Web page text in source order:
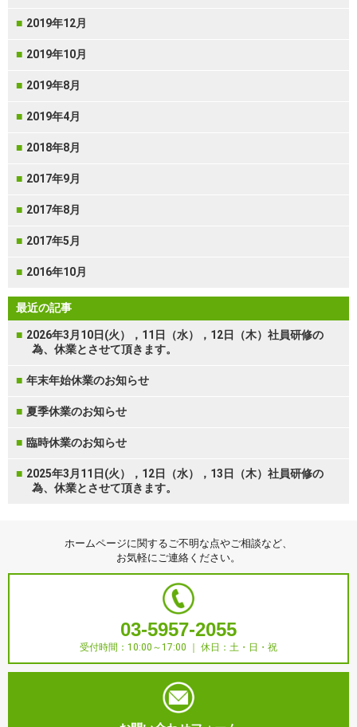
2019年12月
2019年10月
2019年8月
2019年4月
2018年8月
2017年9月
2017年8月
2017年5月
2016年10月
最近の記事
2026年3月10日(火），11日（水），12日（木）社員研修の
為、休業とさせて頂きます。
年末年始休業のお知らせ
夏季休業のお知らせ
臨時休業のお知らせ
2025年3月11日(火），12日（水），13日（木）社員研修の
為、休業とさせて頂きます。
ホームページに関するご不明な点やご相談など、
お気軽にご連絡ください。
03-5957-2055
受付時間：10:00～17:00 ｜ 休日：土・日・祝